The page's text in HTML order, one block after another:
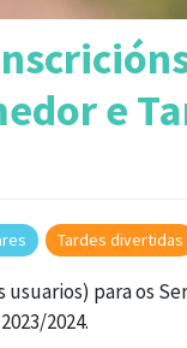
e
Tardes divertidas
para os
2024.